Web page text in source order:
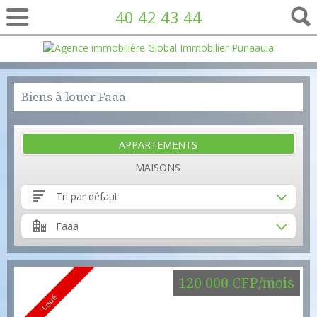
40 42 43 44
Biens à louer Faaa
APPARTEMENTS
MAISONS
Tri par défaut
Faaa
Loué
120 000 CFP/mois